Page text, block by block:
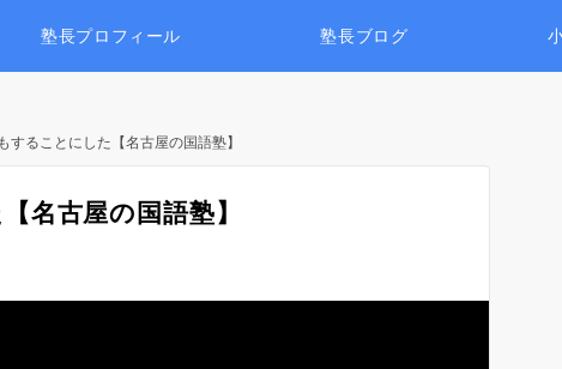
塾長プロフィール 塾長ブログ
することにした【名古屋の国語塾】
名古屋の国語塾】